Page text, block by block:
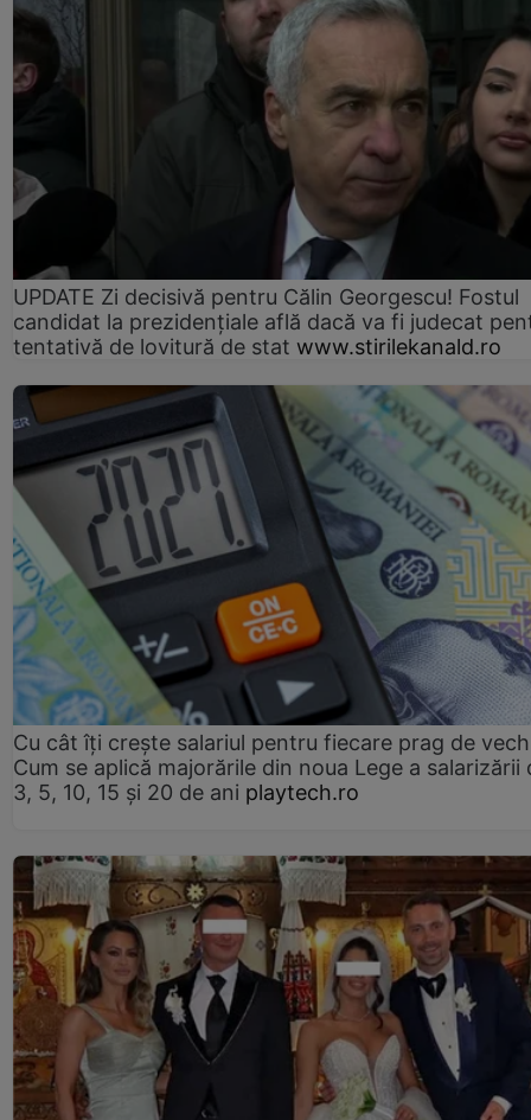
UPDATE Zi decisivă pentru Călin Georgescu! Fostul
candidat la prezidențiale află dacă va fi judecat
tentativă de lovitură de stat www.stirilekanald.ro
Cu cât îți crește salariul pentru fiecare prag de
Cum se aplică majorările din noua Lege a salarizării
3, 5, 10, 15 și 20 de ani playtech.ro